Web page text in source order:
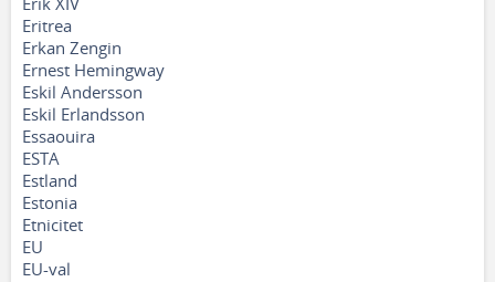
Eritrea
Erkan Zengin
Ernest Hemingway
Eskil Andersson
Eskil Erlandsson
Essaouira
ESTA
Estland
Estonia
Etnicitet
EU
EU-val